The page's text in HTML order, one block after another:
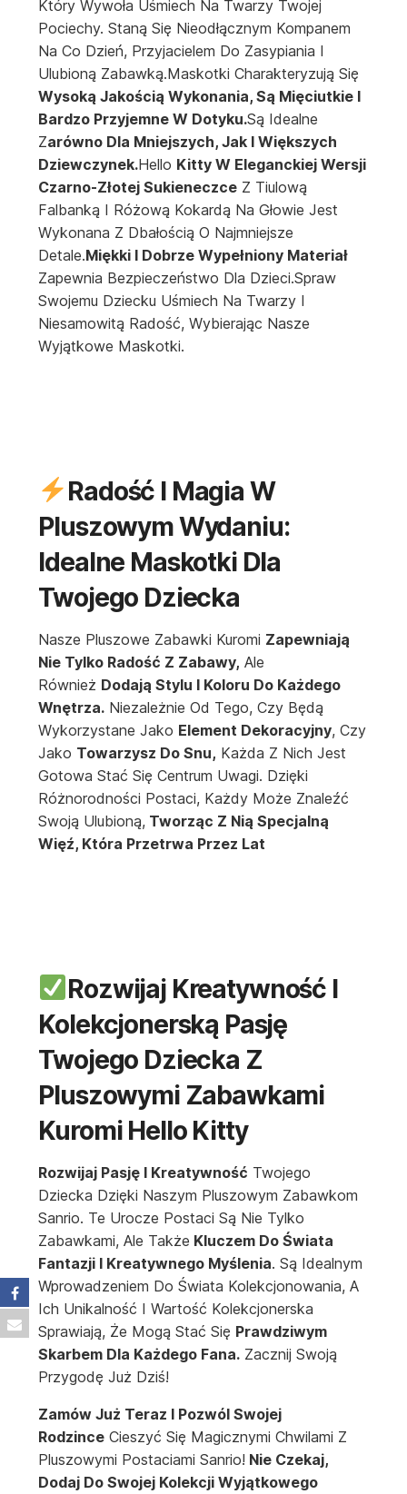
Który Wywoła Uśmiech Na Twarzy Twojej
Pociechy. Staną Się Nieodłącznym Kompanem
Na Co Dzień, Przyjacielem Do Zasypiania I
Ulubioną Zabawką.Maskotki Charakteryzują Się
Wysoką Jakością Wykonania, Są Mięciutkie I
Bardzo Przyjemne W Dotyku.Są Idealne
ZArówno Dla Mniejszych, Jak I Większych
Dziewczynek.Hello Kitty W Eleganckiej Wersji
Czarno-Złotej Sukieneczce Z Tiulową
Falbanką I Różową Kokardą Na Głowie Jest
Wykonana Z Dbałością O Najmniejsze
Detale.Miękki I Dobrze Wypełniony Materiał
Zapewnia Bezpieczeństwo Dla Dzieci.Spraw
Swojemu Dziecku Uśmiech Na Twarzy I
Niesamowitą Radość, Wybierając Nasze
Wyjątkowe Maskotki.
Radość I Magia W
Pluszowym Wydaniu:
Idealne Maskotki Dla
Twojego Dziecka
Nasze Pluszowe Zabawki Kuromi Zapewniają
Nie Tylko Radość Z Zabawy, Ale
Również Dodają Stylu I Koloru Do Każdego
Wnętrza. Niezależnie Od Tego, Czy Będą
Wykorzystane Jako Element Dekoracyjny, Czy
Jako Towarzysz Do Snu, Każda Z Nich Jest
Gotowa Stać Się Centrum Uwagi. Dzięki
Różnorodności Postaci, Każdy Może Znaleźć
Swoją Ulubioną, Tworząc Z Nią Specjalną
Więź, Która Przetrwa Przez Lat
Rozwijaj Kreatywność I
Kolekcjonerską Pasję
Twojego Dziecka Z
Pluszowymi Zabawkami
Kuromi Hello Kitty
Rozwijaj Pasję I Kreatywność Twojego
Dziecka Dzięki Naszym Pluszowym Zabawkom
Sanrio. Te Urocze Postaci Są Nie Tylko
Zabawkami, Ale Także Kluczem Do Świata
Fantazji I Kreatywnego Myślenia. Są Idealnym
Wprowadzeniem Do Świata Kolekcjonowania, A
Ich Unikalność I Wartość Kolekcjonerska
Sprawiają, Że Mogą Stać Się Prawdziwym
Skarbem Dla Każdego Fana. Zacznij Swoją
Przygodę Już Dziś!
Zamów Już Teraz I Pozwól Swojej
Rodzince Cieszyć Się Magicznymi Chwilami Z
Pluszowymi Postaciami Sanrio! Nie Czekaj,
Dodaj Do Swojej Kolekcji Wyjątkowego